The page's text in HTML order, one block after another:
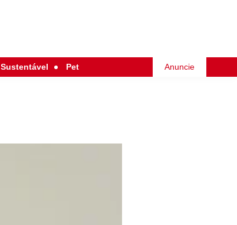
Sustentável Pet Anuncie